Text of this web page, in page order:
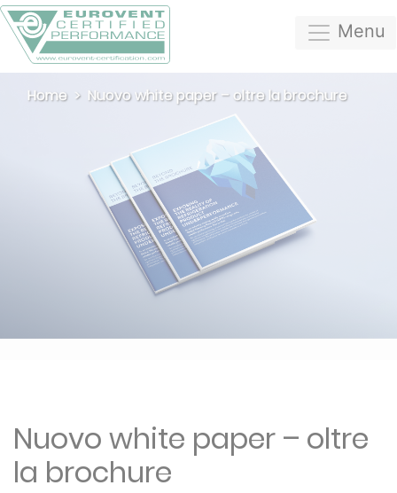
Menu
Home Nuovo white paper – oltre la brochure
Nuovo white paper – oltre
la brochure